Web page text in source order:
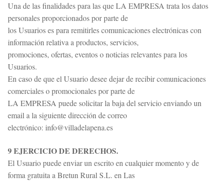
Una de las finalidades para las que LA EMPRESA trata los datos
personales proporcionados por parte de
los Usuarios es para remitirles comunicaciones electrónicas con
información relativa a productos, servicios,
promociones, ofertas, eventos o noticias relevantes para los
Usuarios.
En caso de que el Usuario desee dejar de recibir comunicaciones
comerciales o promocionales por parte de
LA EMPRESA puede solicitar la baja del servicio enviando un
email a la siguiente dirección de correo
electrónico: info@villadelapena.es
9 EJERCICIO DE DERECHOS.
El Usuario puede enviar un escrito en cualquier momento y de
forma gratuita a Bretun Rural S.L. en Las